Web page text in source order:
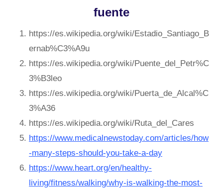
fuente
https://es.wikipedia.org/wiki/Estadio_Santiago_B
ernab%C3%A9u
https://es.wikipedia.org/wiki/Puente_del_Petr%C
3%B3leo
https://es.wikipedia.org/wiki/Puerta_de_Alcal%C
3%A36
https://es.wikipedia.org/wiki/Ruta_del_Cares
https://www.medicalnewstoday.com/articles/how
-many-steps-should-you-take-a-day
https://www.heart.org/en/healthy-
living/fitness/walking/why-is-walking-the-most-